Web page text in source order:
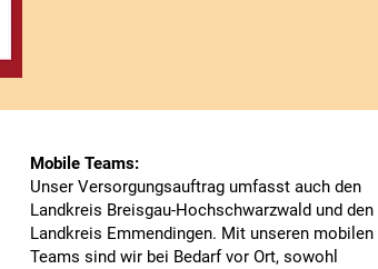
Mobile Teams:
Unser Versorgungsauftrag umfasst auch den
Landkreis Breisgau-Hochschwarzwald und den
Landkreis Emmendingen. Mit unseren mobilen
Teams sind wir bei Bedarf vor Ort, sowohl